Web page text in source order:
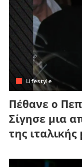
Lifestyle
Πέθανε ο
Σίγησε μια
της